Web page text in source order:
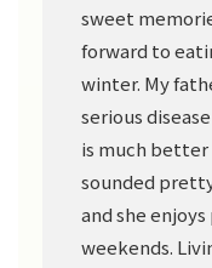
sweet
forward to
winter. My
serious
is much better
sounded
and she
weekends.